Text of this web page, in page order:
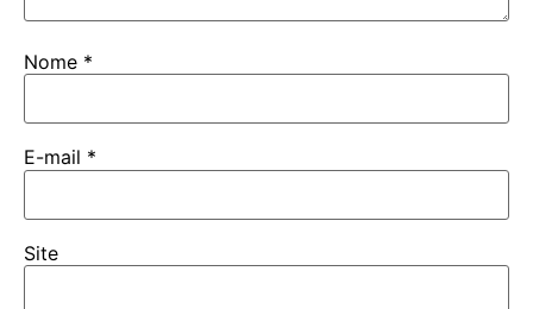
Nome *
E-mail *
Site